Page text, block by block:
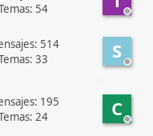
54
S
514
33
C
195
24